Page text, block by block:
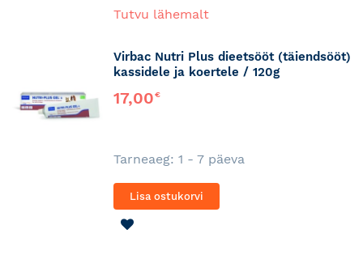
Tutvu lähemalt
Virbac Nutri Plus dieetsööt (täiendsööt)
kassidele ja koertele / 120g
17,00€
Tarneaeg: 1 - 7 päeva
Lisa ostukorvi